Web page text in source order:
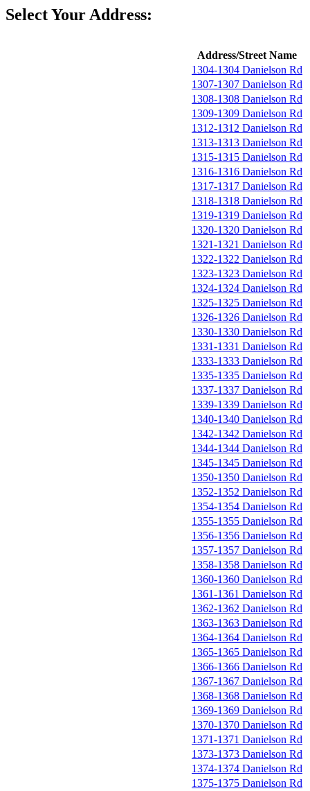
Select Your Address:
Address/Street Name
1304-1304 Danielson Rd
1307-1307 Danielson Rd
1308-1308 Danielson Rd
1309-1309 Danielson Rd
1312-1312 Danielson Rd
1313-1313 Danielson Rd
1315-1315 Danielson Rd
1316-1316 Danielson Rd
1317-1317 Danielson Rd
1318-1318 Danielson Rd
1319-1319 Danielson Rd
1320-1320 Danielson Rd
1321-1321 Danielson Rd
1322-1322 Danielson Rd
1323-1323 Danielson Rd
1324-1324 Danielson Rd
1325-1325 Danielson Rd
1326-1326 Danielson Rd
1330-1330 Danielson Rd
1331-1331 Danielson Rd
1333-1333 Danielson Rd
1335-1335 Danielson Rd
1337-1337 Danielson Rd
1339-1339 Danielson Rd
1340-1340 Danielson Rd
1342-1342 Danielson Rd
1344-1344 Danielson Rd
1345-1345 Danielson Rd
1350-1350 Danielson Rd
1352-1352 Danielson Rd
1354-1354 Danielson Rd
1355-1355 Danielson Rd
1356-1356 Danielson Rd
1357-1357 Danielson Rd
1358-1358 Danielson Rd
1360-1360 Danielson Rd
1361-1361 Danielson Rd
1362-1362 Danielson Rd
1363-1363 Danielson Rd
1364-1364 Danielson Rd
1365-1365 Danielson Rd
1366-1366 Danielson Rd
1367-1367 Danielson Rd
1368-1368 Danielson Rd
1369-1369 Danielson Rd
1370-1370 Danielson Rd
1371-1371 Danielson Rd
1373-1373 Danielson Rd
1374-1374 Danielson Rd
1375-1375 Danielson Rd